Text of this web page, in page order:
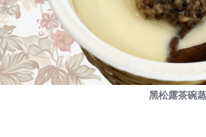
黑松露茶碗蒸